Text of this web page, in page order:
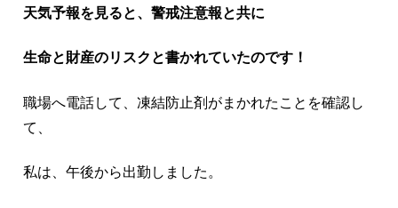
天気予報を見ると、警戒注意報と共に
生命と財産のリスクと書かれていたのです！
職場へ電話して、凍結防止剤がまかれたことを確認し
て、
私は、午後から出勤しました。